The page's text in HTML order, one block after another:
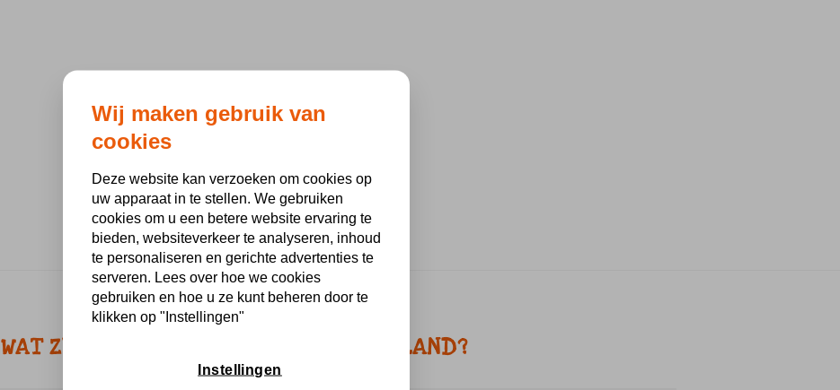
WAT ZEGGEN KLANTEN OVER BBQ HOLLAND?
Wij maken gebruik van
cookies
Deze website kan verzoeken om cookies op
uw apparaat in te stellen. We gebruiken
cookies om u een betere website ervaring te
bieden, websiteverkeer te analyseren, inhoud
te personaliseren en gerichte advertenties te
serveren. Lees over hoe we cookies
gebruiken en hoe u ze kunt beheren door te
klikken op "Instellingen"
Instellingen